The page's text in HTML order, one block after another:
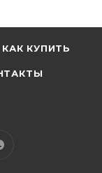
КАК КУПИТЬ